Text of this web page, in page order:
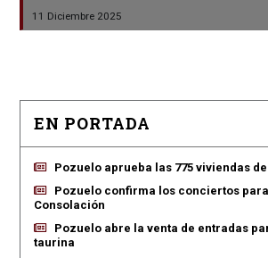
11 Diciembre 2025
EN PORTADA
Pozuelo aprueba las 775 viviendas
Pozuelo confirma los conciertos
Consolación
Pozuelo abre la venta de entradas
taurina